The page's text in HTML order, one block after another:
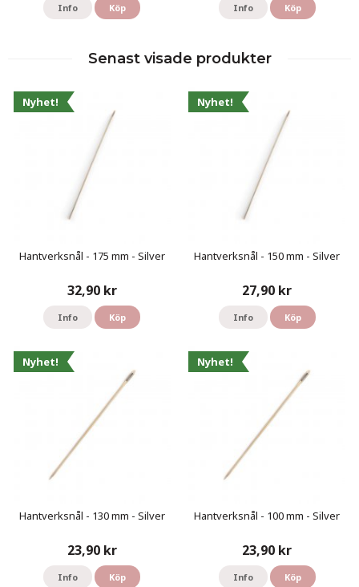
Info Köp Info Köp
Senast visade produkter
Nyhet!
Hantverksnål - 175 mm - Silver
32,90 kr
Info Köp
Nyhet!
Hantverksnål - 150 mm - Silver
27,90 kr
Info Köp
Nyhet!
Hantverksnål - 130 mm - Silver
23,90 kr
Info Köp
Nyhet!
Hantverksnål - 100 mm - Silver
23,90 kr
Info Köp